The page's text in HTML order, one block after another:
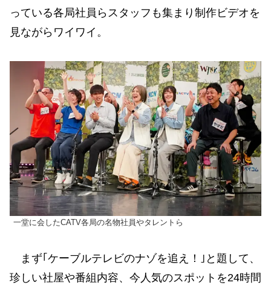
っている各局社員らスタッフも集まり制作ビデオを
見ながらワイワイ。
一堂に会したCATV各局の名物社員やタレントら
まず｢ケーブルテレビのナゾを追え！｣と題して、
珍しい社屋や番組内容、今人気のスポットを24時間